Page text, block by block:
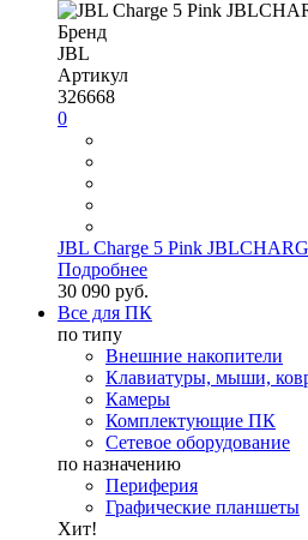
Бренд
JBL
Артикул
326668
0
JBL Charge 5 Pink
Подробнее
30 090 руб.
Все для ПК
по типу
Внешние накопители
Клавиатуры, мыши,
Камеры
Комплектующие ПК
Сетевое оборудование
по назначению
Периферия
Графические планшеты
Хит!